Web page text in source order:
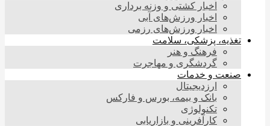
اخبار کشتی و وزنه برداری
اخبار ورزش‌های آبی
اخبار ورزش‌های رزمی
تغذیه، پزشکی، سلامت
فرهنگ و هنر
گردشگری و مهاجرت
صنعت و خدمات
ارزدیجیتال
بانک و بیمه، بورس و فارکس
تکنولوژی
کارآفرینی و بازاریابی